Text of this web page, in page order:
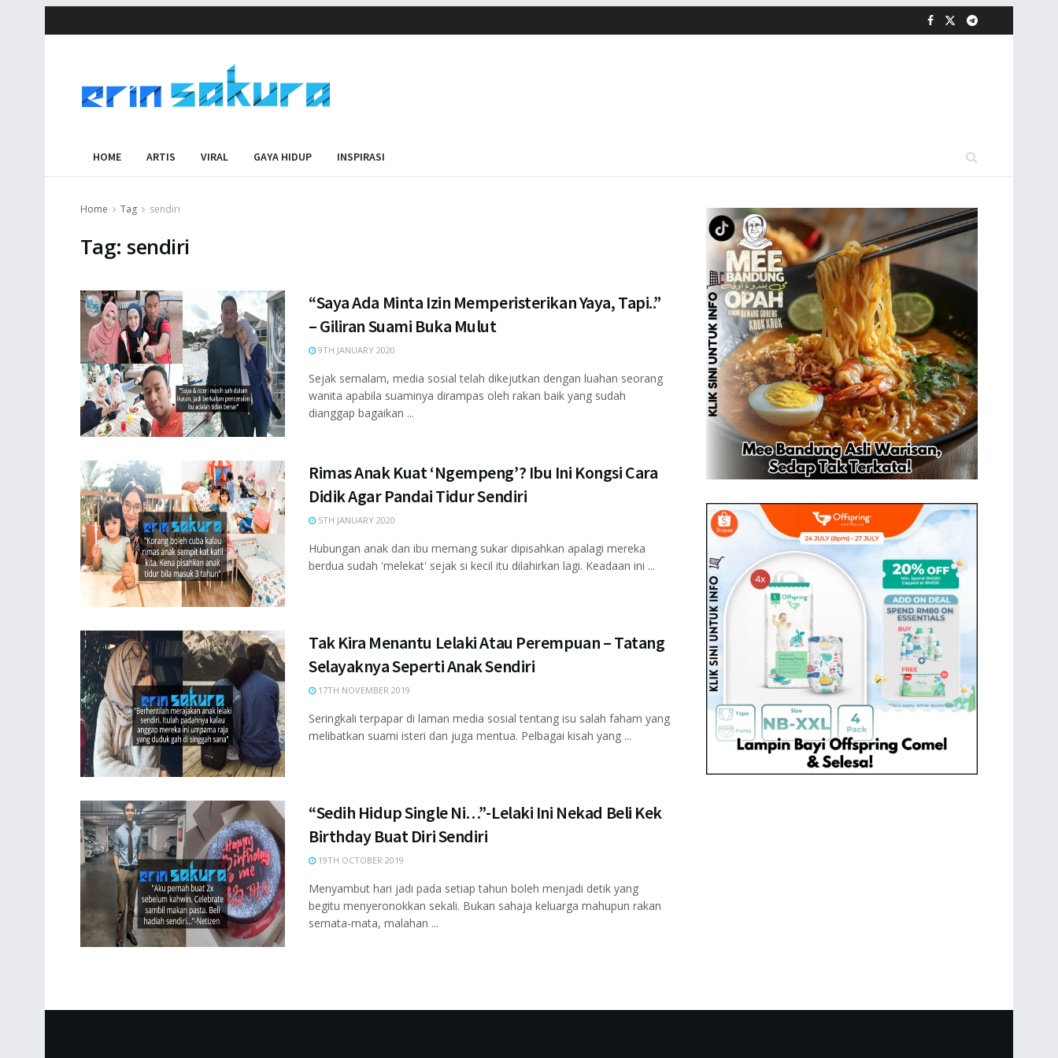
HOME ARTIS VIRAL GAYA HIDUP INSPIRASI
Home Tag sendiri
Tag: sendiri
“Saya Ada Minta Izin Memperisterikan Yaya, Tapi..”
– Giliran Suami Buka Mulut
9TH JANUARY 2020
Sejak semalam, media sosial telah dikejutkan dengan luahan seorang
wanita apabila suaminya dirampas oleh rakan baik yang sudah
dianggap bagaikan ...
Rimas Anak Kuat ‘Ngempeng’? Ibu Ini Kongsi Cara
Didik Agar Pandai Tidur Sendiri
5TH JANUARY 2020
Hubungan anak dan ibu memang sukar dipisahkan apalagi mereka
berdua sudah 'melekat' sejak si kecil itu dilahirkan lagi. Keadaan ini ...
Tak Kira Menantu Lelaki Atau Perempuan – Tatang
Selayaknya Seperti Anak Sendiri
17TH NOVEMBER 2019
Seringkali terpapar di laman media sosial tentang isu salah faham yang
melibatkan suami isteri dan juga mentua. Pelbagai kisah yang ...
“Sedih Hidup Single Ni…”-Lelaki Ini Nekad Beli Kek
Birthday Buat Diri Sendiri
19TH OCTOBER 2019
Menyambut hari jadi pada setiap tahun boleh menjadi detik yang
begitu menyeronokkan sekali. Bukan sahaja keluarga mahupun rakan
semata-mata, malahan ...